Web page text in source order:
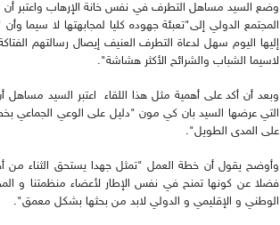
وضع السيد مساهل التطرف في نفس خانة الإرهاب واعتبر أن
المجتمع الدولي إلى"تعبئة جهوده كليا لمجابهتها لا سيما
إليها اليوم سهل لدعاة التطرف العنيف إيصال رسالتهم
لاسيما الشباب والشرائح الأكثر هشاشة".
وبعد أن أكد على أهمية مثل هذا اللقاء اعتبر السيد
التي عرضها السيد بان كي مون "دليل على الوعي الجماعي
على المدى الطويل".
وأوضح يقول أن خطة العمل "تمثل جهدا يستحق الثناء
فضلا عن كونها تمنح في نفس الإطار لأعضاء منظمتنا و
الوطني و الإقليمي و الدولي لابد من بحثها بشكل معمق".